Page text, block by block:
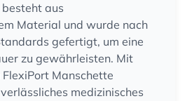
aus
Material und wurde nach
gefertigt, um eine
zu gewährleisten. Mit
Manschette
medizinisches